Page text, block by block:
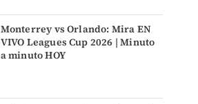
Monterrey vs Orlando: Mira EN
VIVO Leagues Cup 2026 | Minuto
a minuto HOY